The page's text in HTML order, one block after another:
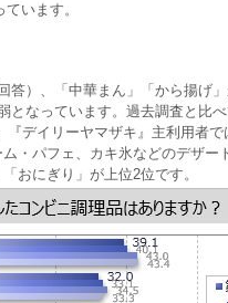
います。
）、「中華まん」「から揚げ」
となっています。過去調査と比
デイリーヤマザキ』主利用者で
・パフェ、カキ氷などのデザー
おにぎり」が上位2位です。